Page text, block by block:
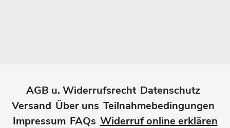
AGB u. Widerrufsrecht Datenschutz
Versand Über uns Teilnahmebedingungen
Impressum FAQs Widerruf online erklären